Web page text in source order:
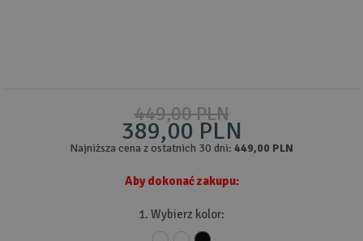
449,00 PLN
389,00 PLN
Najniższa cena z ostatnich 30 dni: 449,00 PLN
Aby dokonać zakupu:
1. Wybierz kolor: